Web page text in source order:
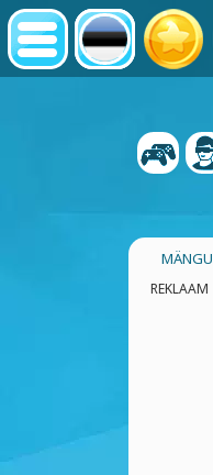
REKLAAM